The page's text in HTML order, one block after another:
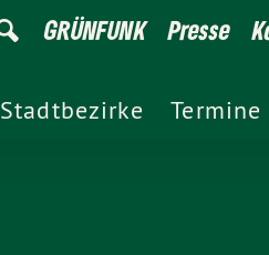
GRÜNFUNK Presse
Stadtbezirke Termine